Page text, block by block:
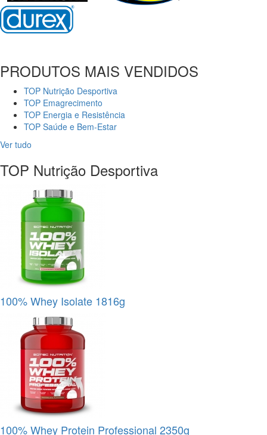
PRODUTOS MAIS VENDIDOS
TOP Nutrição Desportiva
TOP Emagrecimento
TOP Energia e Resistência
TOP Saúde e Bem-Estar
Ver tudo
TOP Nutrição Desportiva
100% Whey Isolate 1816g
100% Whey Protein Professional 2350g